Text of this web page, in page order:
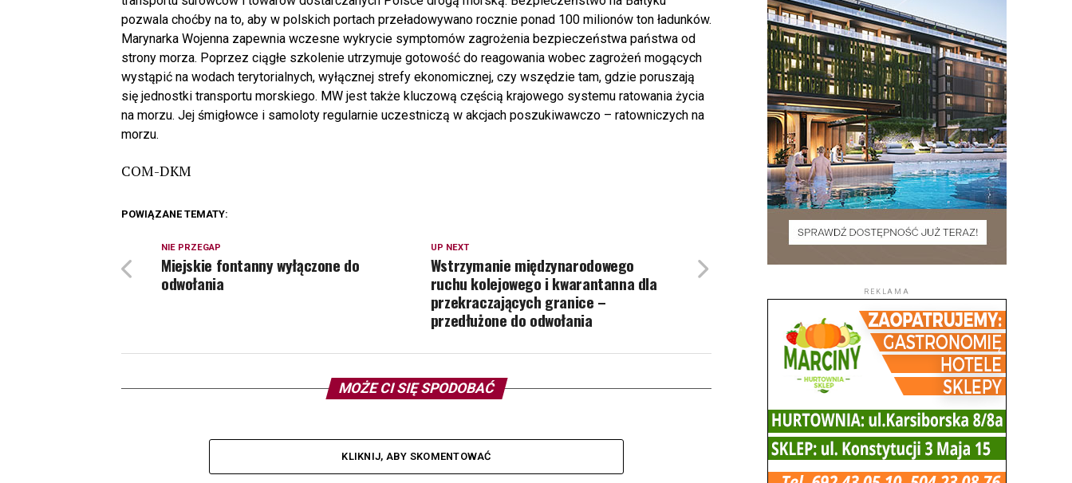
pozwala choćby na to, aby w polskich portach przeładowywano rocznie ponad 100 milionów ton ładunków.
Marynarka Wojenna zapewnia wczesne wykrycie symptomów zagrożenia bezpieczeństwa państwa od
strony morza. Poprzez ciągłe szkolenie utrzymuje gotowość do reagowania wobec zagrożeń mogących
wystąpić na wodach terytorialnych, wyłącznej strefy ekonomicznej, czy wszędzie tam, gdzie poruszają
się jednostki transportu morskiego. MW jest także kluczową częścią krajowego systemu ratowania życia
na morzu. Jej śmigłowce i samoloty regularnie uczestniczą w akcjach poszukiwawczo – ratowniczych na
morzu.
COM-DKM
POWIĄZANE TEMATY:
UP NEXT
Wstrzymanie międzynarodowego
ruchu kolejowego i kwarantanna dla
przekraczających granice –
przedłużone do odwołania
NIE PRZEGAP
Miejskie fontanny wyłączone do
odwołania
MOŻE CI SIĘ SPODOBAĆ
KLIKNIJ, ABY SKOMENTOWAĆ
REKLAMA